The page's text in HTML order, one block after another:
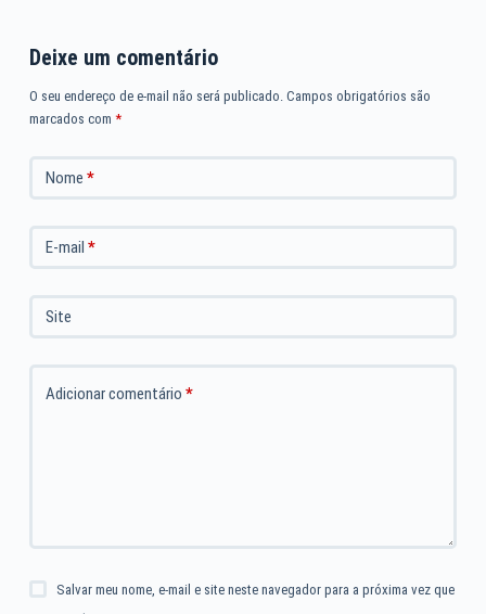
Deixe um comentário
O seu endereço de e-mail não será publicado. Campos obrigatórios são
marcados com *
Nome *
E-mail *
Site
Adicionar comentário *
Salvar meu nome, e-mail e site neste navegador para a próxima vez que